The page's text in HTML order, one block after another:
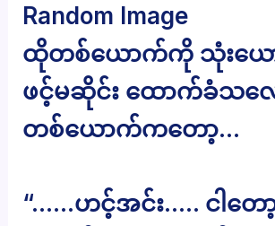
Random Image
ထိုတစ်ယောက်ကို သုံးယ
ဖင့်မဆိုင်း ထောက်ခံသလ
တစ်ယောက်ကတော့…
“……ဟင့်အင်း….. ငါတေ